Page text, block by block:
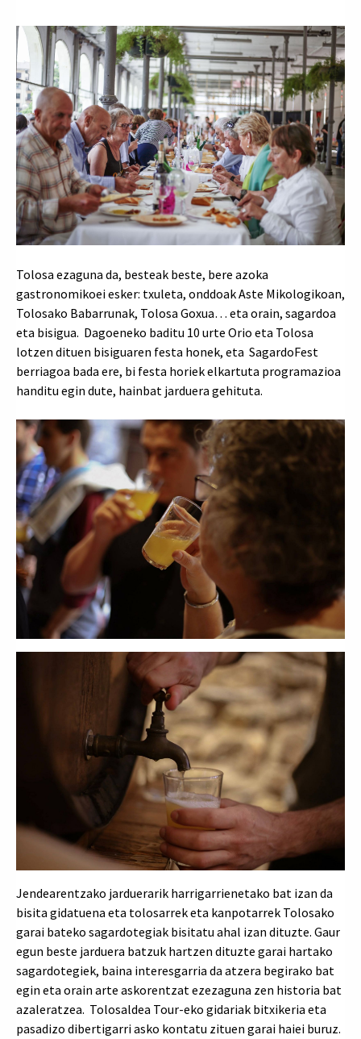
Tolosa ezaguna da, besteak beste, bere azoka
gastronomikoei esker: txuleta, onddoak Aste Mikologikoan,
Tolosako Babarrunak, Tolosa Goxua… eta orain, sagardoa
eta bisigua. Dagoeneko baditu 10 urte Orio eta Tolosa
lotzen dituen bisiguaren festa honek, eta SagardoFest
berriagoa bada ere, bi festa horiek elkartuta programazioa
handitu egin dute, hainbat jarduera gehituta.
Jendearentzako jarduerarik harrigarrienetako bat izan da
bisita gidatuena eta tolosarrek eta kanpotarrek Tolosako
garai bateko sagardotegiak bisitatu ahal izan dituzte. Gaur
egun beste jarduera batzuk hartzen dituzte garai hartako
sagardotegiek, baina interesgarria da atzera begirako bat
egin eta orain arte askorentzat ezezaguna zen historia bat
azaleratzea. Tolosaldea Tour-eko gidariak bitxikeria eta
pasadizo dibertigarri asko kontatu zituen garai haiei buruz.